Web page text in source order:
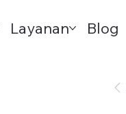
Layanan Blog